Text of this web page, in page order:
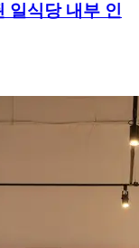
일식당 내부 인